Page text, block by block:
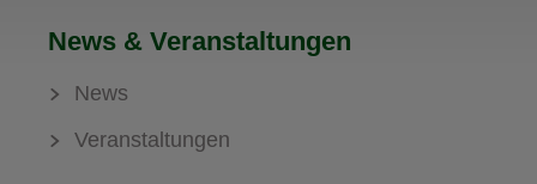
News & Veranstaltungen
News
Veranstaltungen